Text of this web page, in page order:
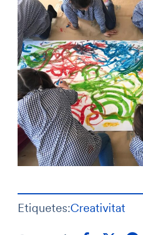
Etiquetes:Creativitat